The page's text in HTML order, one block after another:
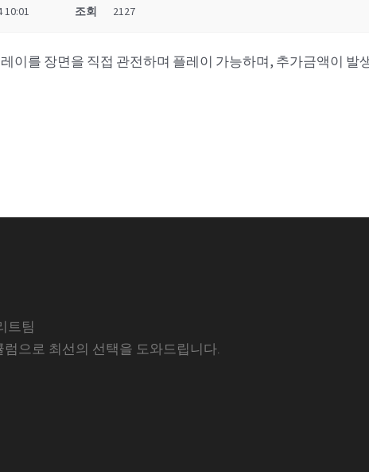
10:01 조회 2127
이를 장면을 직접 관전하며 플레이 가능하며, 추가금액이 발
트팀
으로 최선의 선택을 도와드립니다.